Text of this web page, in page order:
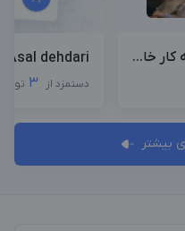
Asal dehdari
دستمزد از 3
بیشتر